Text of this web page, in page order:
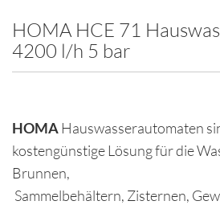
HOMA HCE 71
4200 l/h 5 bar
HOMA Hauswasserautomaten
kostengünstige Lösung für die
Brunnen,
Sammelbehältern, Zisternen,